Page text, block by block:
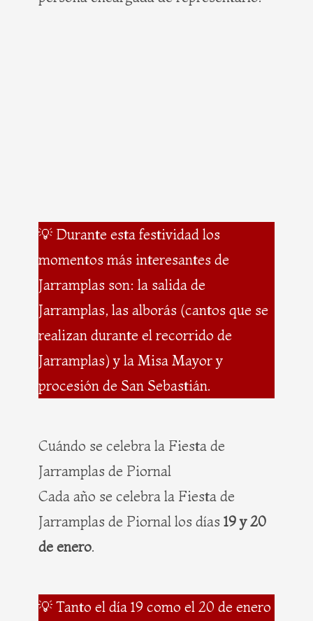
💡 Durante esta festividad los
momentos más interesantes de
Jarramplas son: la salida de
Jarramplas, las alborás (cantos que se
realizan durante el recorrido de
Jarramplas) y la Misa Mayor y
procesión de San Sebastián.
Cuándo se celebra la Fiesta de
Jarramplas de Piornal
Cada año se celebra la Fiesta de
Jarramplas de Piornal los días 19 y 20
de enero.
💡 Tanto el día 19 como el 20 de enero